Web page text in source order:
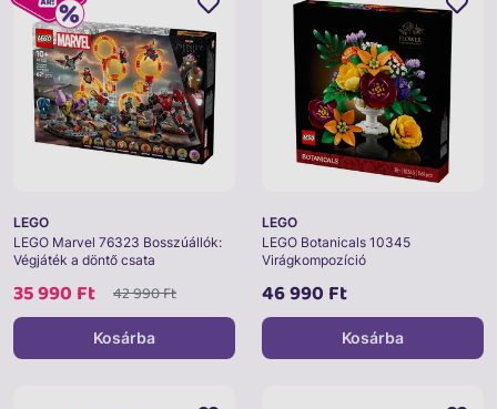
LEGO
LEGO Marvel 76323 Bosszúállók:
Végjáték a döntő csata
35 990 Ft 42 990 Ft
Kosárba
LEGO
LEGO Botanicals 10345
Virágkompozíció
46 990 Ft
Kosárba